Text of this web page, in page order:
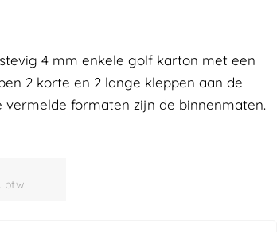
4 mm enkele golf karton met een
2 korte en 2 lange kleppen aan de
vermelde formaten zijn de binnenmaten.
btw